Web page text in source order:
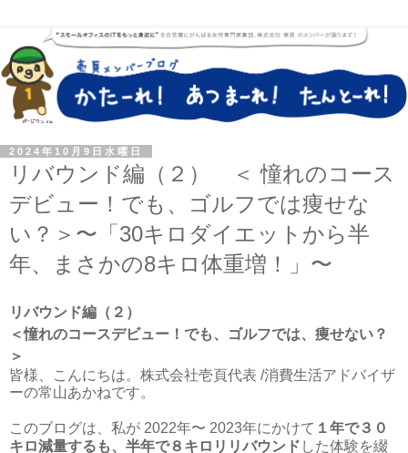
2024年10月9日水曜日
リバウンド編（２） ＜ 憧れのコース
デビュー！でも、ゴルフでは痩せな
い？＞〜「30キロダイエットから半
年、まさかの8キロ体重増！」〜
リバウンド編（２）
＜憧れのコースデビュー！でも、ゴルフでは、痩せない？
＞
皆様、こんにちは。株式会社壱頁代表 /消費生活アドバイザ
ーの常山あかねです。
このブログは、私が 2022年〜 2023年にかけて １年で３０
キロ減量するも、半年で８キロリリバウンド した体験を綴